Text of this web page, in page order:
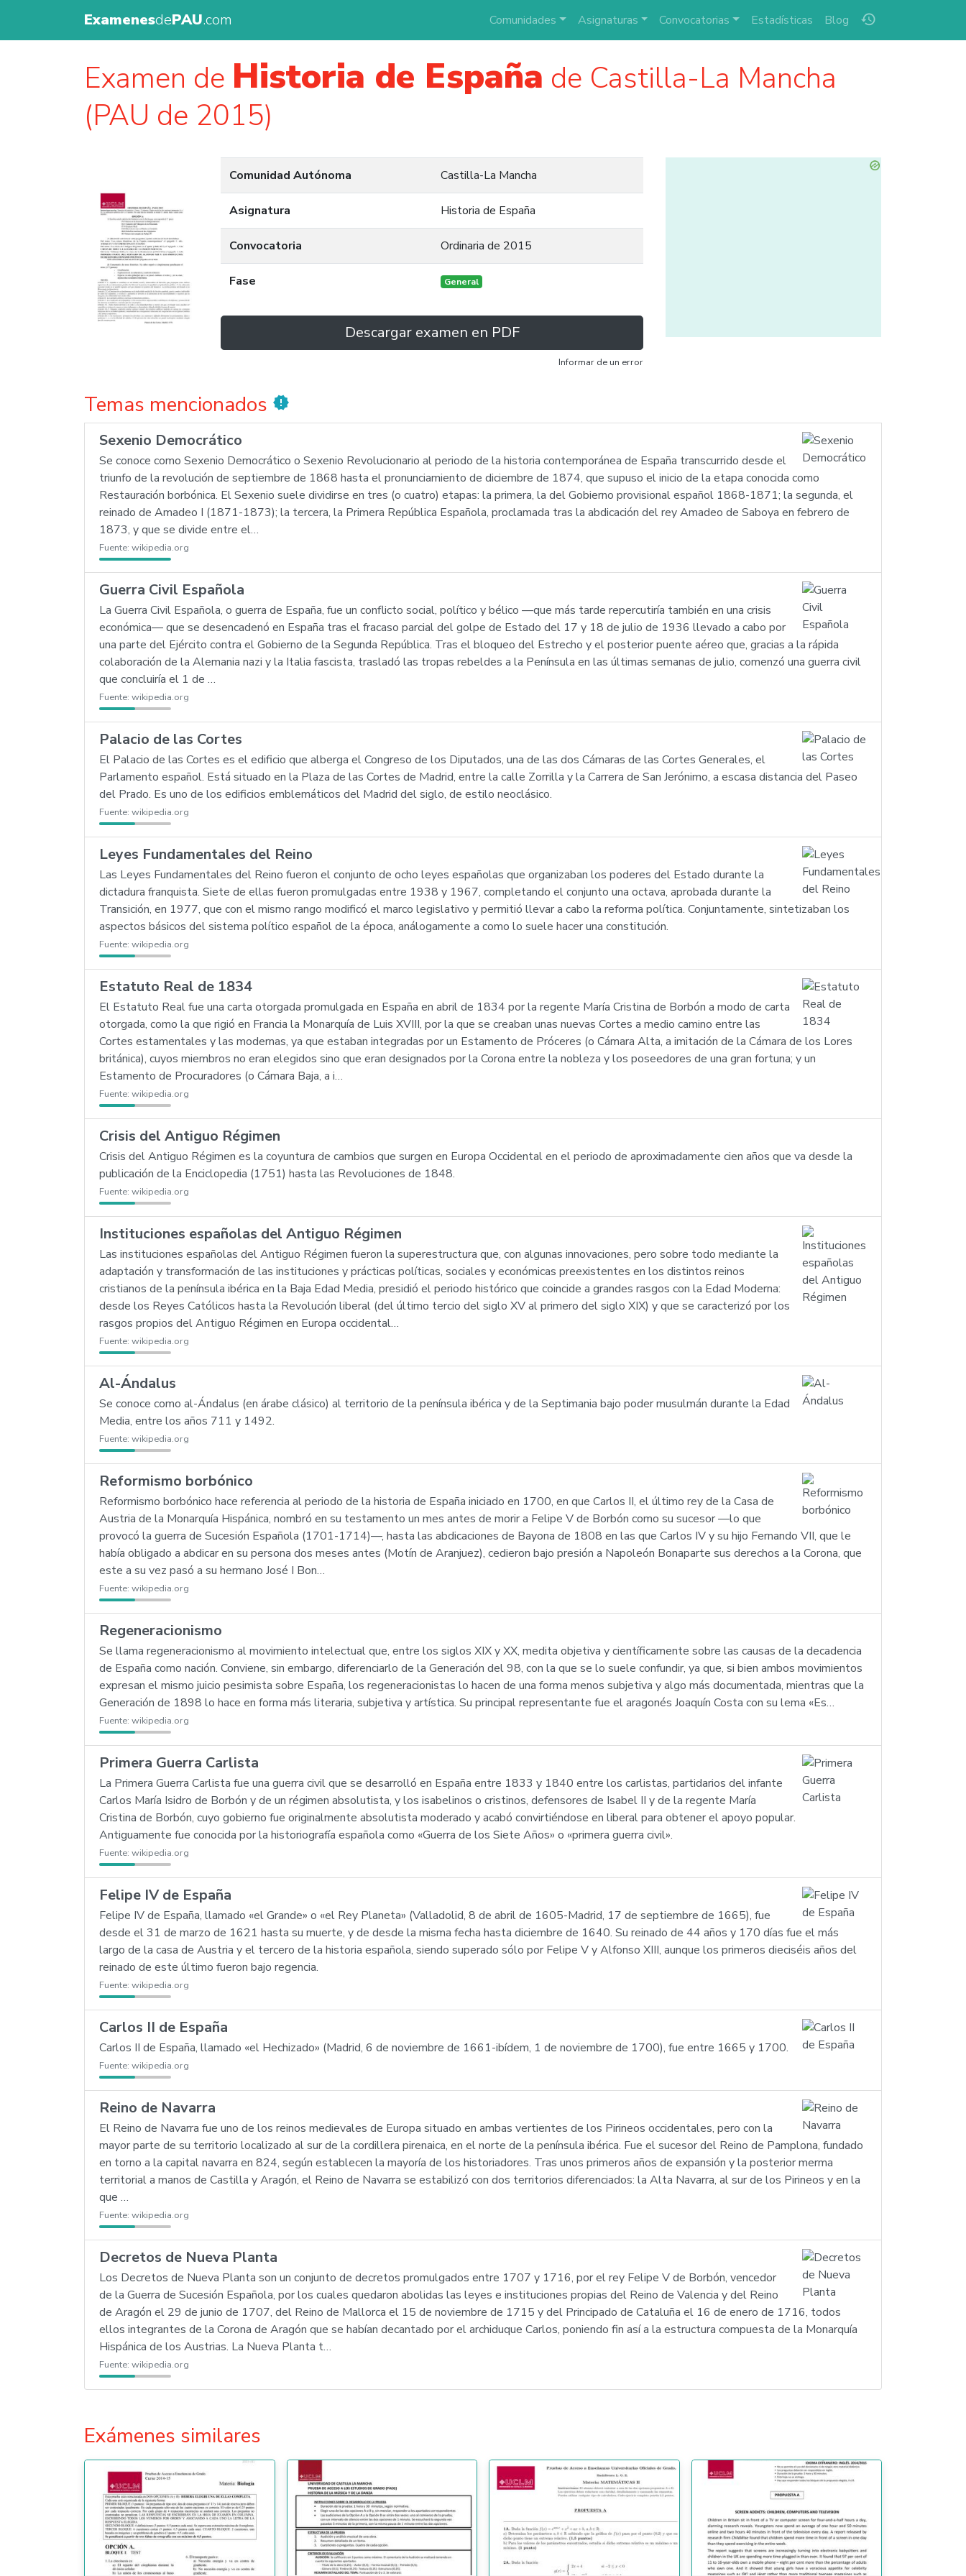
ExamenesdePAU.com history
Comunidades Asignaturas Convocatorias Estadísticas Blog
Examen de Historia de España de Castilla-La Mancha
(PAU de 2015)
Comunidad Autónoma Castilla-La Mancha
Asignatura Historia de España
Convocatoria Ordinaria de 2015
Fase General
Descargar examen en PDF
Informar de un error
Temas mencionados new_releases
Sexenio Democrático
Se conoce como Sexenio Democrático o Sexenio Revolucionario al periodo de la historia contemporánea de España transcurrido desde el
triunfo de la revolución de septiembre de 1868 hasta el pronunciamiento de diciembre de 1874, que supuso el inicio de la etapa conocida como
Restauración borbónica. El Sexenio suele dividirse en tres (o cuatro) etapas: la primera, la del Gobierno provisional español 1868-1871; la segunda, el
reinado de Amadeo I (1871-1873); la tercera, la Primera República Española, proclamada tras la abdicación del rey Amadeo de Saboya en febrero de
1873, y que se divide entre el…
Fuente: wikipedia.org
Guerra Civil Española
La Guerra Civil Española, o guerra de España, fue un conflicto social, político y bélico —que más tarde repercutiría también en una crisis
económica— que se desencadenó en España tras el fracaso parcial del golpe de Estado del 17 y 18 de julio de 1936 llevado a cabo por
una parte del Ejército contra el Gobierno de la Segunda República. Tras el bloqueo del Estrecho y el posterior puente aéreo que, gracias a la rápida
colaboración de la Alemania nazi y la Italia fascista, trasladó las tropas rebeldes a la Península en las últimas semanas de julio, comenzó una guerra civil
que concluiría el 1 de …
Fuente: wikipedia.org
Palacio de las Cortes
El Palacio de las Cortes es el edificio que alberga el Congreso de los Diputados, una de las dos Cámaras de las Cortes Generales, el
Parlamento español. Está situado en la Plaza de las Cortes de Madrid, entre la calle Zorrilla y la Carrera de San Jerónimo, a escasa distancia del Paseo
del Prado. Es uno de los edificios emblemáticos del Madrid del siglo, de estilo neoclásico.
Fuente: wikipedia.org
Leyes Fundamentales del Reino
Las Leyes Fundamentales del Reino fueron el conjunto de ocho leyes españolas que organizaban los poderes del Estado durante la
dictadura franquista. Siete de ellas fueron promulgadas entre 1938 y 1967, completando el conjunto una octava, aprobada durante la
Transición, en 1977, que con el mismo rango modificó el marco legislativo y permitió llevar a cabo la reforma política. Conjuntamente, sintetizaban los
aspectos básicos del sistema político español de la época, análogamente a como lo suele hacer una constitución.
Fuente: wikipedia.org
Estatuto Real de 1834
El Estatuto Real fue una carta otorgada promulgada en España en abril de 1834 por la regente María Cristina de Borbón a modo de carta
otorgada, como la que rigió en Francia la Monarquía de Luis XVIII, por la que se creaban unas nuevas Cortes a medio camino entre las
Cortes estamentales y las modernas, ya que estaban integradas por un Estamento de Próceres (o Cámara Alta, a imitación de la Cámara de los Lores
británica), cuyos miembros no eran elegidos sino que eran designados por la Corona entre la nobleza y los poseedores de una gran fortuna; y un
Estamento de Procuradores (o Cámara Baja, a i…
Fuente: wikipedia.org
Crisis del Antiguo Régimen
Crisis del Antiguo Régimen es la coyuntura de cambios que surgen en Europa Occidental en el periodo de aproximadamente cien años que va desde la
publicación de la Enciclopedia (1751) hasta las Revoluciones de 1848.
Fuente: wikipedia.org
Instituciones españolas del Antiguo Régimen
Las instituciones españolas del Antiguo Régimen fueron la superestructura que, con algunas innovaciones, pero sobre todo mediante la
adaptación y transformación de las instituciones y prácticas políticas, sociales y económicas preexistentes en los distintos reinos
cristianos de la península ibérica en la Baja Edad Media, presidió el periodo histórico que coincide a grandes rasgos con la Edad Moderna:
desde los Reyes Católicos hasta la Revolución liberal (del último tercio del siglo XV al primero del siglo XIX) y que se caracterizó por los
rasgos propios del Antiguo Régimen en Europa occidental…
Fuente: wikipedia.org
Al-Ándalus
Se conoce como al-Ándalus (en árabe clásico) al territorio de la península ibérica y de la Septimania bajo poder musulmán durante la Edad
Media, entre los años 711 y 1492.
Fuente: wikipedia.org
Reformismo borbónico
Reformismo borbónico hace referencia al periodo de la historia de España iniciado en 1700, en que Carlos II, el último rey de la Casa de
Austria de la Monarquía Hispánica, nombró en su testamento un mes antes de morir a Felipe V de Borbón como su sucesor —lo que
provocó la guerra de Sucesión Española (1701-1714)—, hasta las abdicaciones de Bayona de 1808 en las que Carlos IV y su hijo Fernando VII, que le
había obligado a abdicar en su persona dos meses antes (Motín de Aranjuez), cedieron bajo presión a Napoleón Bonaparte sus derechos a la Corona, que
este a su vez pasó a su hermano José I Bon…
Fuente: wikipedia.org
Regeneracionismo
Se llama regeneracionismo al movimiento intelectual que, entre los siglos XIX y XX, medita objetiva y científicamente sobre las causas de la decadencia
de España como nación. Conviene, sin embargo, diferenciarlo de la Generación del 98, con la que se lo suele confundir, ya que, si bien ambos movimientos
expresan el mismo juicio pesimista sobre España, los regeneracionistas lo hacen de una forma menos subjetiva y algo más documentada, mientras que la
Generación de 1898 lo hace en forma más literaria, subjetiva y artística. Su principal representante fue el aragonés Joaquín Costa con su lema «Es…
Fuente: wikipedia.org
Primera Guerra Carlista
La Primera Guerra Carlista fue una guerra civil que se desarrolló en España entre 1833 y 1840 entre los carlistas, partidarios del infante
Carlos María Isidro de Borbón y de un régimen absolutista, y los isabelinos o cristinos, defensores de Isabel II y de la regente María
Cristina de Borbón, cuyo gobierno fue originalmente absolutista moderado y acabó convirtiéndose en liberal para obtener el apoyo popular.
Antiguamente fue conocida por la historiografía española como «Guerra de los Siete Años» o «primera guerra civil».
Fuente: wikipedia.org
Felipe IV de España
Felipe IV de España, llamado «el Grande» o «el Rey Planeta» (Valladolid, 8 de abril de 1605-Madrid, 17 de septiembre de 1665), fue
desde el 31 de marzo de 1621 hasta su muerte, y de desde la misma fecha hasta diciembre de 1640. Su reinado de 44 años y 170 días fue el más
largo de la casa de Austria y el tercero de la historia española, siendo superado sólo por Felipe V y Alfonso XIII, aunque los primeros dieciséis años del
reinado de este último fueron bajo regencia.
Fuente: wikipedia.org
Carlos II de España
Carlos II de España, llamado «el Hechizado» (Madrid, 6 de noviembre de 1661-ibídem, 1 de noviembre de 1700), fue entre 1665 y 1700.
Fuente: wikipedia.org
Reino de Navarra
El Reino de Navarra fue uno de los reinos medievales de Europa situado en ambas vertientes de los Pirineos occidentales, pero con la
mayor parte de su territorio localizado al sur de la cordillera pirenaica, en el norte de la península ibérica. Fue el sucesor del Reino de Pamplona, fundado
en torno a la capital navarra en 824, según establecen la mayoría de los historiadores. Tras unos primeros años de expansión y la posterior merma
territorial a manos de Castilla y Aragón, el Reino de Navarra se estabilizó con dos territorios diferenciados: la Alta Navarra, al sur de los Pirineos y en la
que …
Fuente: wikipedia.org
Decretos de Nueva Planta
Los Decretos de Nueva Planta son un conjunto de decretos promulgados entre 1707 y 1716, por el rey Felipe V de Borbón, vencedor
de la Guerra de Sucesión Española, por los cuales quedaron abolidas las leyes e instituciones propias del Reino de Valencia y del Reino
de Aragón el 29 de junio de 1707, del Reino de Mallorca el 15 de noviembre de 1715 y del Principado de Cataluña el 16 de enero de 1716, todos
ellos integrantes de la Corona de Aragón que se habían decantado por el archiduque Carlos, poniendo fin así a la estructura compuesta de la Monarquía
Hispánica de los Austrias. La Nueva Planta t…
Fuente: wikipedia.org
Exámenes similares